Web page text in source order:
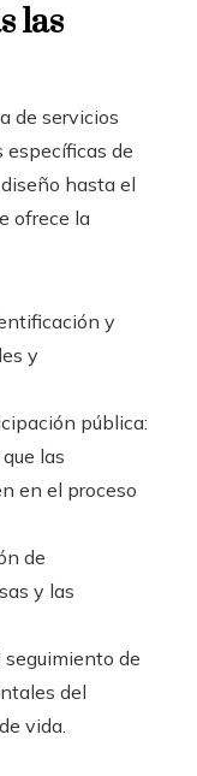
las
de servicios
específicas de
hasta el
ofrece la
y
y
pública:
las
en el proceso
de
y las
de
del
vida.